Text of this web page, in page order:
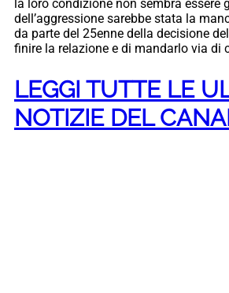
la loro condizione non sembra essere
dell’aggressione sarebbe stata la
da parte del 25enne della decisione
finire la relazione e di mandarlo via di
LEGGI TUTTE LE
NOTIZIE DEL